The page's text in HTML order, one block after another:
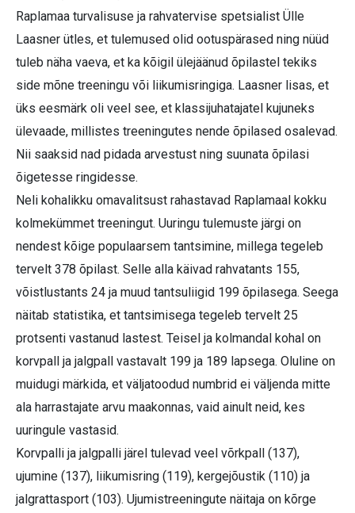
Raplamaa turvalisuse ja rahvatervise spetsialist Ülle
Laasner ütles, et tulemused olid ootuspärased ning nüüd
tuleb näha vaeva, et ka kõigil ülejäänud õpilastel tekiks
side mõne treeningu või liikumisringiga. Laasner lisas, et
üks eesmärk oli veel see, et klassijuhatajatel kujuneks
ülevaade, millistes treeningutes nende õpilased osalevad.
Nii saaksid nad pidada arvestust ning suunata õpilasi
õigetesse ringidesse.
Neli kohalikku omavalitsust rahastavad Raplamaal kokku
kolmekümmet treeningut. Uuringu tulemuste järgi on
nendest kõige populaarsem tantsimine, millega tegeleb
tervelt 378 õpilast. Selle alla käivad rahvatants 155,
võistlustants 24 ja muud tantsuliigid 199 õpilasega. Seega
näitab statistika, et tantsimisega tegeleb tervelt 25
protsenti vastanud lastest. Teisel ja kolmandal kohal on
korvpall ja jalgpall vastavalt 199 ja 189 lapsega. Oluline on
muidugi märkida, et väljatoodud numbrid ei väljenda mitte
ala harrastajate arvu maakonnas, vaid ainult neid, kes
uuringule vastasid.
Korvpalli ja jalgpalli järel tulevad veel võrkpall (137),
ujumine (137), liikumisring (119), kergejõustik (110) ja
jalgrattasport (103). Ujumistreeningute näitaja on kõrge